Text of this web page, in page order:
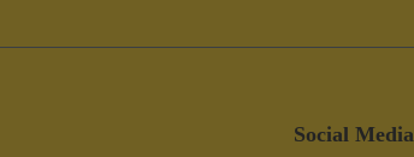
Social Media